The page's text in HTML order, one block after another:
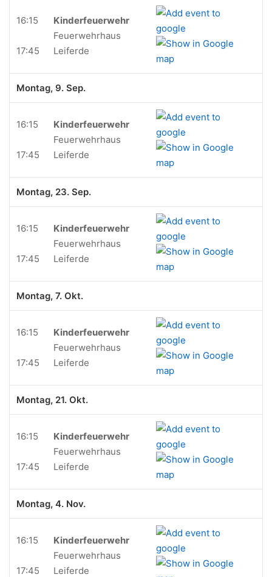
16:15
17:45
Kinderfeuerwehr
Feuerwehrhaus
Leiferde
Montag, 9. Sep.
16:15
17:45
Kinderfeuerwehr
Feuerwehrhaus
Leiferde
Montag, 23. Sep.
16:15
17:45
Kinderfeuerwehr
Feuerwehrhaus
Leiferde
Montag, 7. Okt.
16:15
17:45
Kinderfeuerwehr
Feuerwehrhaus
Leiferde
Montag, 21. Okt.
16:15
17:45
Kinderfeuerwehr
Feuerwehrhaus
Leiferde
Montag, 4. Nov.
16:15
17:45
Kinderfeuerwehr
Feuerwehrhaus
Leiferde